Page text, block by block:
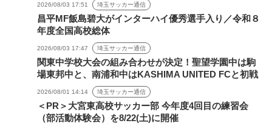
2026/08/03 17:51 埼玉サッカー通信
昌平MF飯島碧大がインターハイ優秀選手入り／令和８
年度全国高校総体
2026/08/03 17:47 埼玉サッカー通信
関東中学校大会の組み合わせが決定！聖望学園中は駒
場東邦中と、南浦和中はKASHIMA UNITED FCと初戦
2026/08/01 14:14 埼玉サッカー通信
＜PR＞大宮東高校サッカー部 今年度4回目の練習会
（部活動体験会）を8/22(土)に開催